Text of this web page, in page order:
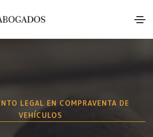
LEGAL EN COMPRAVENTA DE
VEHÍCULOS